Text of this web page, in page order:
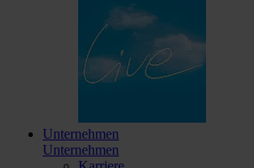
Unternehmen
Unternehmen